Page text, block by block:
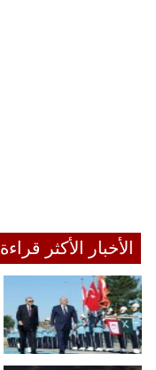
الأخبار الأكثر قراءة